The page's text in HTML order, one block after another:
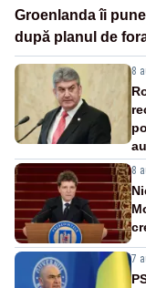
Groenlanda îi
după planul de
8
8
7